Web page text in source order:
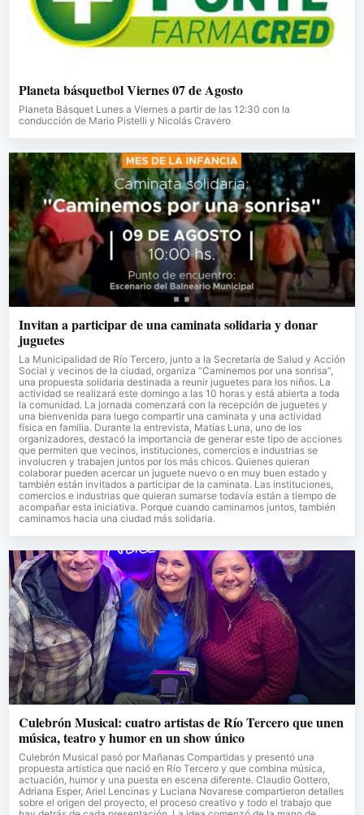
Planeta básquetbol Viernes 07 de Agosto
Planeta Básquet Lunes a Viernes a partir de las 12:30 con la
conducción de Mario Pistelli y Nicolás Cravero
Invitan a participar de una caminata solidaria y donar
juguetes
La Municipalidad de Río Tercero, junto a la Secretaría de Salud y Acción
Social y vecinos de la ciudad, organiza “Caminemos por una sonrisa”,
una propuesta solidaria destinada a reunir juguetes para los niños. La
actividad se realizará este domingo a las 10 horas y está abierta a toda
la comunidad. La jornada comenzará con la recepción de juguetes y
una bienvenida para luego compartir una caminata y una actividad
física en familia. Durante la entrevista, Matías Luna, uno de los
organizadores, destacó la importancia de generar este tipo de acciones
que permiten que vecinos, instituciones, comercios e industrias se
involucren y trabajen juntos por los más chicos. Quienes quieran
colaborar pueden acercar un juguete nuevo o en muy buen estado y
también están invitados a participar de la caminata. Las instituciones,
comercios e industrias que quieran sumarse todavía están a tiempo de
acompañar esta iniciativa. Porque cuando caminamos juntos, también
caminamos hacia una ciudad más solidaria.
Culebrón Musical: cuatro artistas de Río Tercero que unen
música, teatro y humor en un show único
Culebrón Musical pasó por Mañanas Compartidas y presentó una
propuesta artística que nació en Río Tercero y que combina música,
actuación, humor y una puesta en escena diferente. Claudio Gottero,
Adriana Esper, Ariel Lencinas y Luciana Novarese compartieron detalles
sobre el origen del proyecto, el proceso creativo y todo el trabajo que